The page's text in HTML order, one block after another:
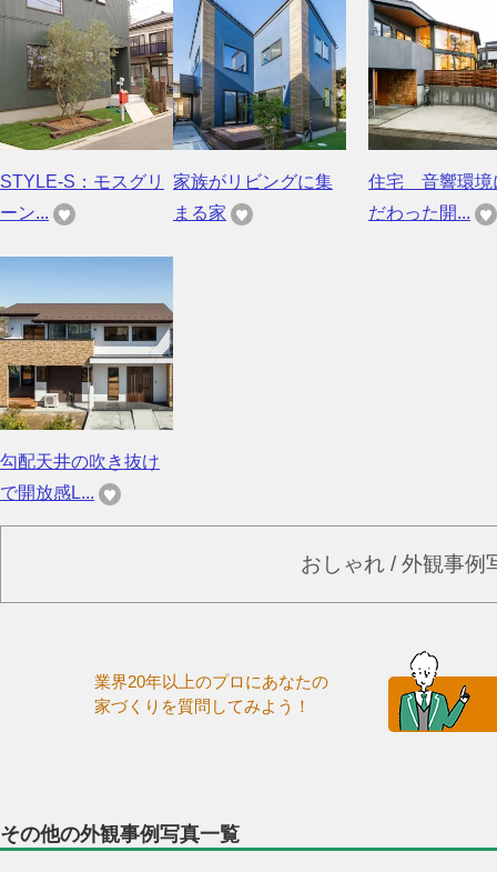
STYLE-S：モスグリ
ーン...
家族がリビングに集
まる家
住宅 音響環境
だわった開...
勾配天井の吹き抜け
で開放感L...
おしゃれ / 外観事例
業界20年以上のプロにあなたの
家づくりを質問してみよう！
その他の外観事例写真一覧